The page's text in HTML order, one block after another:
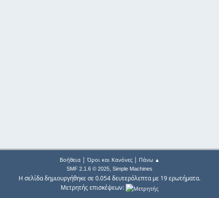
Βοήθεια| Όροι και Κανόνες| Πάνω ▲
SMF 2.1.6 © 2025, Simple Machines
Η σελίδα δημιουργήθηκε σε 0.054 δευτερόλεπτα με 19 ερωτήματα.
Μετρητής επισκέψεων: